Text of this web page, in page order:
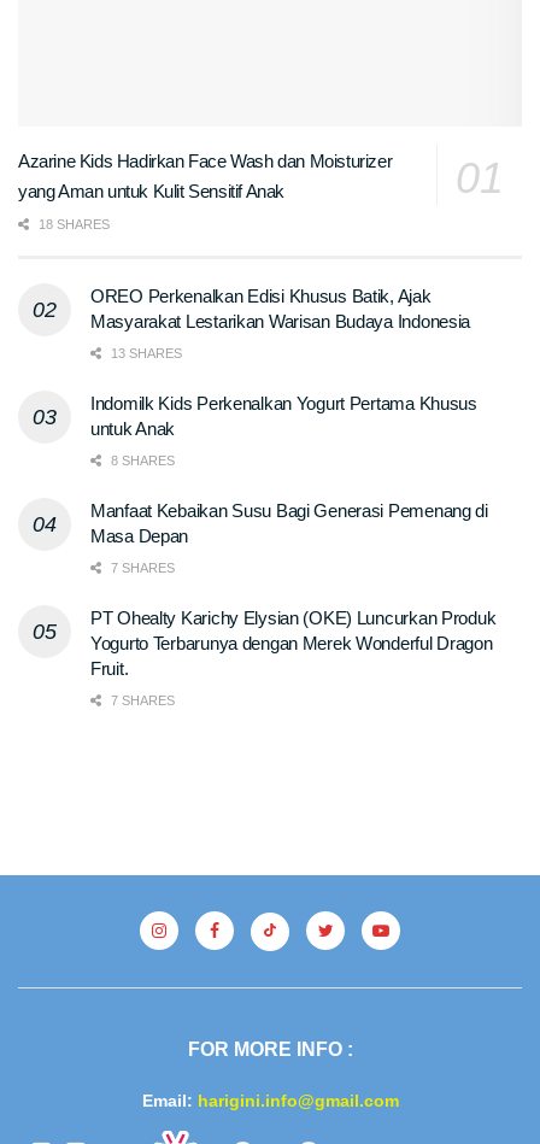
Azarine Kids Hadirkan Face Wash dan Moisturizer
yang Aman untuk Kulit Sensitif Anak
18 SHARES
OREO Perkenalkan Edisi Khusus Batik, Ajak
Masyarakat Lestarikan Warisan Budaya Indonesia
13 SHARES
Indomilk Kids Perkenalkan Yogurt Pertama Khusus
untuk Anak
8 SHARES
Manfaat Kebaikan Susu Bagi Generasi Pemenang di
Masa Depan
7 SHARES
PT Ohealty Karichy Elysian (OKE) Luncurkan Produk
Yogurto Terbarunya dengan Merek Wonderful Dragon
Fruit.
7 SHARES
FOR MORE INFO :
Email: harigini.info@gmail.com